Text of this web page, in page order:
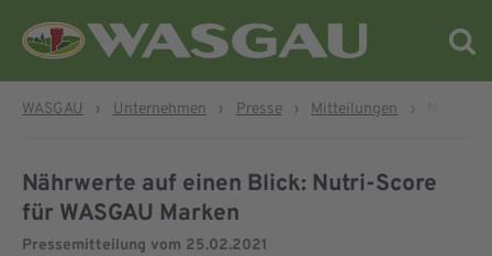
WASGAU › Unternehmen › Presse › Mitteilungen ›
Nährwerte auf einen Blick: Nutri-Score
für WASGAU Marken
Pressemitteilung vom 25.02.2021